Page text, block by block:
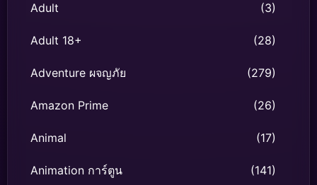
Adult (3)
Adult 18+ (28)
Adventure ผจญภัย (279)
Amazon Prime (26)
Animal (17)
Animation การ์ตูน (141)